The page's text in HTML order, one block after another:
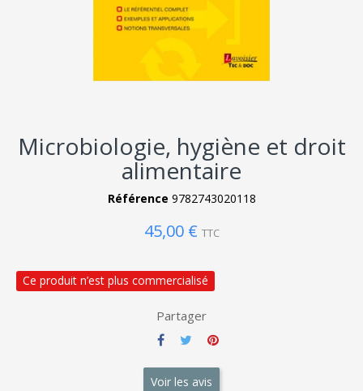
Microbiologie, hygiène et droit
alimentaire
Référence 9782743020118
45,00 € TTC
Ce produit n’est plus commercialisé
Partager
Voir les avis